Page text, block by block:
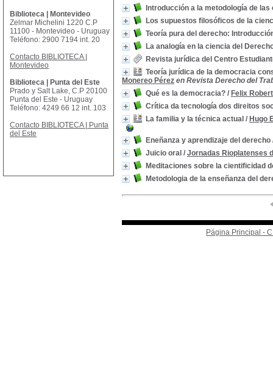
Introducción a la metodología de
Los supuestos filosóficos de la
Teoría pura del derecho:
La analogía en la ciencia del
Revista jurídica del Centro
Teoría jurídica de la democracia
Monereo Pérez en Revista Derecho del
Qué es la democracia? / Felix
Crítica da tecnología dos direitos
La familia y la técnica actual / Hugo
Eneñanza y aprendizaje del derecho
Juicio oral / Jornadas Rioplatenses
Meditaciones sobre la cientificidad
Metodologia de la enseñanza del
Página Principal -
Biblioteca | Montevideo
Zelmar Michelini 1220 C.P
11100 - Montevideo - Uruguay
Teléfono: 2900 7194 int. 20
Contacto BIBLIOTECA |
Montevideo
Biblioteca | Punta del Este
Prado y Salt Lake, C.P 20100
Punta del Este - Uruguay
Teléfono: 4249 66 12 int. 103
Contacto BIBLIOTECA | Punta
del Este